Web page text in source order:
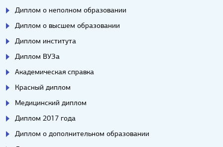
Диплом о неполном образовании
Диплом о высшем образовании
Диплом института
Диплом ВУЗа
Академическая справка
Красный диплом
Медицинский диплом
Диплом 2017 года
Диплом о дополнительном образовании